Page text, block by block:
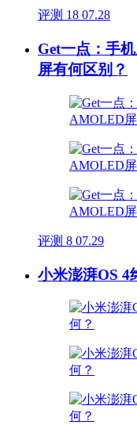
评测 18 07.28
Get一点：手
屏有何区别？
评测 8 07.29
小米澎湃OS 4